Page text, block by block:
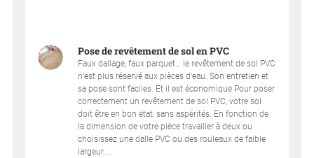
Pose de revêtement de sol en PVC
Faux dallage, faux parquet… le revêtement de sol PVC
n’est plus réservé aux pièces d’eau. Son entretien et
sa pose sont faciles. Et il est économique Pour poser
correctement un revêtement de sol PVC, votre sol
doit être en bon état, sans aspérités. En fonction de
la dimension de votre pièce travailler à deux ou
choisissez une dalle PVC ou des rouleaux de faible
largeur....